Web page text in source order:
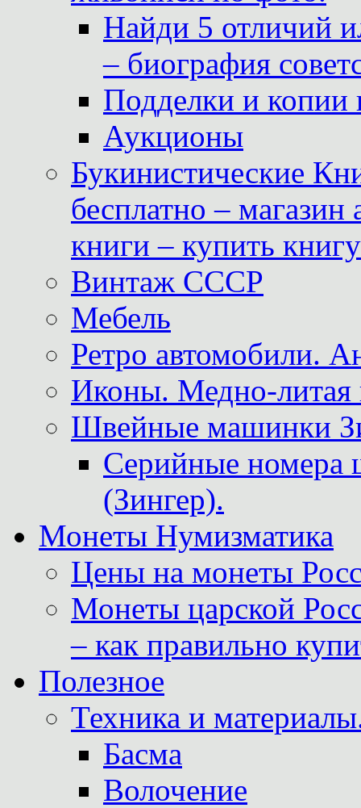
Найди 5 отличий
– биография
Подделки и копии
Аукционы
Букинистические
бесплатно –
книги – купить
Винтаж СССР
Мебель
Ретро автомобили.
Иконы. Медно-литая
Швейные машинки
Серийные
(Зингер).
Монеты Нумизматика
Цены на монеты
Монеты царской
– как правильно
Полезное
Техника и
Басма
Волочение